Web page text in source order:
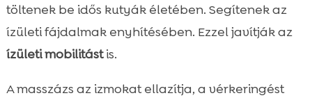
töltenek be idős kutyák életében. Segítenek az
ízületi fájdalmak enyhítésében. Ezzel javítják az
ízületi mobilitástis.
A masszázs az izmokat ellazítja, a vérkeringést